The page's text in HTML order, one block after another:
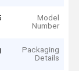
Model
Number
Packaging
Details